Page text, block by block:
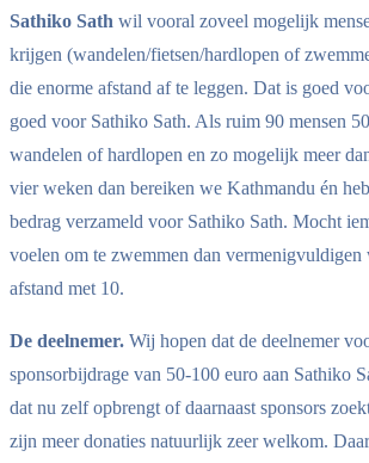
Sathiko Sath wil vooral zoveel mogelijk
krijgen (wandelen/fietsen/hardlopen of
die enorme afstand af te leggen. Dat is goed
goed voor Sathiko Sath. Als ruim 90 mensen
wandelen of hardlopen en zo mogelijk meer
vier weken dan bereiken we Kathmandu én
bedrag verzameld voor Sathiko Sath. Mocht
voelen om te zwemmen dan vermenigvuldigen
afstand met 10.
De deelnemer. Wij hopen dat de deelnemer
sponsorbijdrage van 50-100 euro aan Sathiko
dat nu zelf opbrengt of daarnaast sponsors
zijn meer donaties natuurlijk zeer welkom.